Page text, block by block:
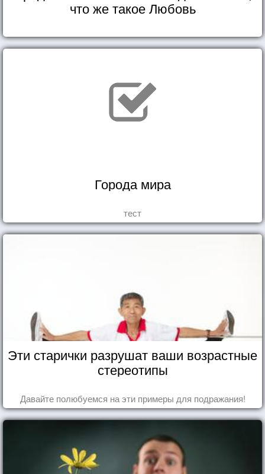
что же такое Любовь
Города мира
тест
Эти старички разрушат ваши возрастные
стереотипы
Давайте полюбуемся на эти примеры для подражания!